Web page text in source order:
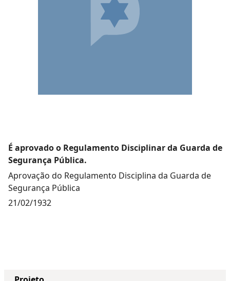
É aprovado o Regulamento Disciplinar da Guarda de
Segurança Pública.
Aprovação do Regulamento Disciplina da Guarda de
Segurança Pública
21/02/1932